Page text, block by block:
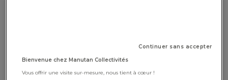
espace permet aussi aux enseignants de se familiariser avec
des pratiques pédagogiques plus dynamiques, quand ils ne
souhaitent pas encore bouleverser l’organisation de leur
Continuer sans accepter
Bienvenue chez Manutan Collectivités
Vous offrir une visite sur-mesure, nous tient à cœur !